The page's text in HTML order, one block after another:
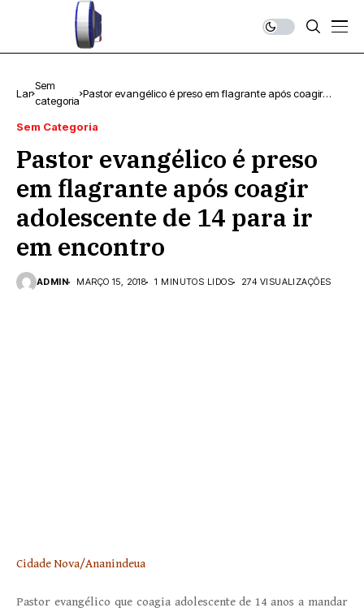
Lar
Sem
categoria
Pastor evangélico é preso em flagrante após coagir
Sem Categoria
Pastor evangélico é preso
em flagrante após coagir
adolescente de 14 para ir
em encontro
ADMIN MARÇO 15, 2018 1 MINUTOS LIDOS 274 VISUALIZAÇÕES
Cidade Nova/Ananindeua
Pastor evangélico que coagia adolescente de 14 anos a mandar